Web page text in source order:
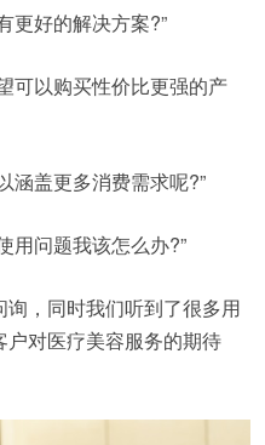
更好的解决方案?”
可以购买性价比更强的产
涵盖更多消费需求呢?”
用问题我该怎么办?”
，同时我们听到了很多用
户对医疗美容服务的期待